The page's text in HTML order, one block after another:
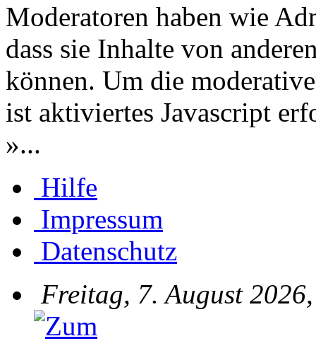
Moderatoren haben wie
dass sie Inhalte von
können. Um die
ist aktiviertes Javascript
»...
Hilfe
Impressum
Datenschutz
Freitag, 7. August